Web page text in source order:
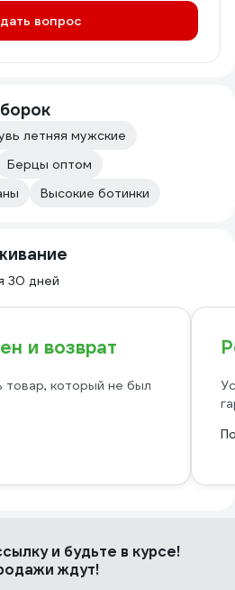
вопрос
летняя мужские
Берцы оптом
Высокие ботинки
30 дней
и возврат
который не был
и будьте в курсе!
ждут!